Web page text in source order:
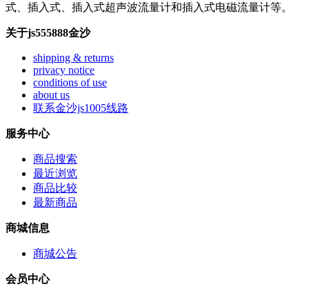
式、插入式、插入式超声波流量计和插入式电磁流量计等。
关于js555888金沙
shipping & returns
privacy notice
conditions of use
about us
联系金沙js1005线路
服务中心
商品搜索
最近浏览
商品比较
最新商品
商城信息
商城公告
会员中心